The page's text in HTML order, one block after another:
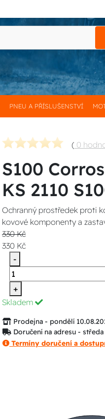
PNEU A PŘÍSLUŠENSTVÍ
( 0
S100
KS 2110
Ochranný prostředek proti
kovové komponenty a
330 Kč
330 Kč
-
+
Skladem
Prodejna - pondělí
Doručení na adresu - středa
Termíny doručení a